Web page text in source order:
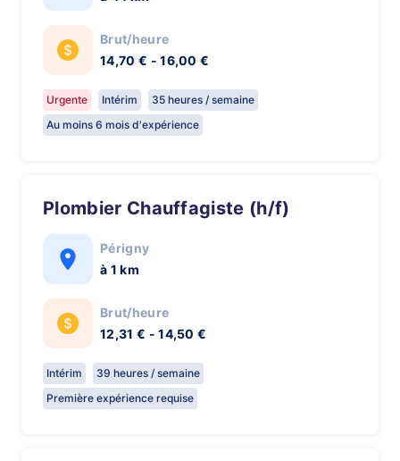
Brut/heure
14,70 € - 16,00 €
Urgente Intérim
35 heures / semaine
Au moins 6 mois d'expérience
Plombier Chauffagiste (h/f)
Périgny
à 1 km
Brut/heure
12,31 € - 14,50 €
Intérim
39 heures / semaine
Première expérience requise